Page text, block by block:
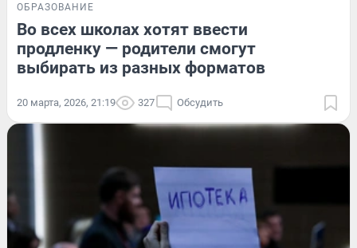
ОБРАЗОВАНИЕ
Во всех школах хотят ввести
продленку — родители смогут
выбирать из разных форматов
20 марта, 2026, 21:19 327 Обсудить